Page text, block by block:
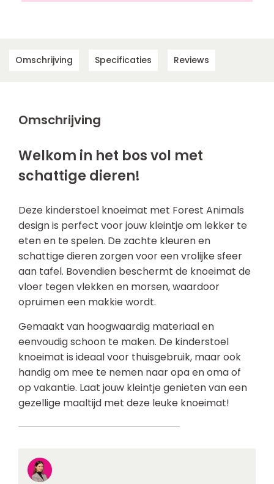
Omschrijving Specificaties Reviews
Omschrijving
Welkom in het bos vol met
schattige dieren!
Deze kinderstoel knoeimat met Forest Animals
design is perfect voor jouw kleintje om lekker te
eten en te spelen. De zachte kleuren en
schattige dieren zorgen voor een vrolijke sfeer
aan tafel. Bovendien beschermt de knoeimat de
vloer tegen vlekken en morsen, waardoor
opruimen een makkie wordt.
Gemaakt van hoogwaardig materiaal en
eenvoudig schoon te maken. De kinderstoel
knoeimat is ideaal voor thuisgebruik, maar ook
handig om mee te nemen naar opa en oma of
op vakantie. Laat jouw kleintje genieten van een
gezellige maaltijd met deze leuke knoeimat!